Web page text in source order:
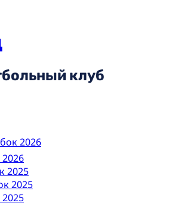
клуб
2026
2025
2025